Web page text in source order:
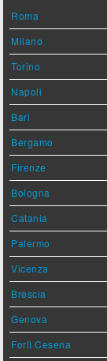
Roma
Milano
Torino
Napoli
Bari
Bergamo
Firenze
Bologna
Catania
Palermo
Vicenza
Brescia
Genova
Forlì Cesena